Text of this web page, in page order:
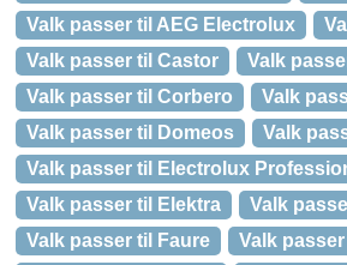
Valk passer til AEG Electrolux
Valk passer til Castor
Valk
Valk passer til Corbero
Valk
Valk passer til Domeos
Valk
Valk passer til Electrolux
Valk passer til Elektra
Valk
Valk passer til Faure
Valk